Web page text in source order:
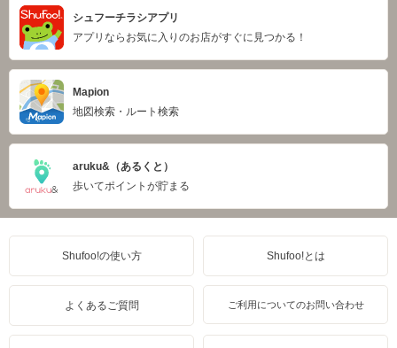
シュフーチラシアプリ
アプリならお気に入りのお店がすぐに見つかる！
Mapion
地図検索・ルート検索
aruku&（あるくと）
歩いてポイントが貯まる
Shufoo!の使い方 Shufoo!とは
よくあるご質問 ご利用についてのお問い合わせ